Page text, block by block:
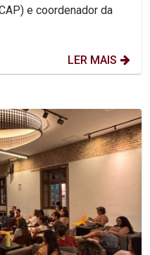
e coordenador da
LER MAIS